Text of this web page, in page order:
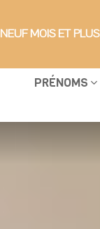
NEUF MOIS ET PLUS
PRÉNOMS